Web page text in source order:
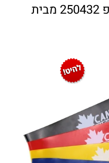
):
052-8059900
באתר
סט 5 גומיות סגורות לופ 250432 מבית